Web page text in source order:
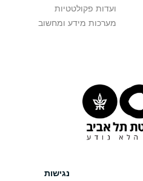
ועדות פקולטטיות
מערכות מידע ומחשוב
נגישות